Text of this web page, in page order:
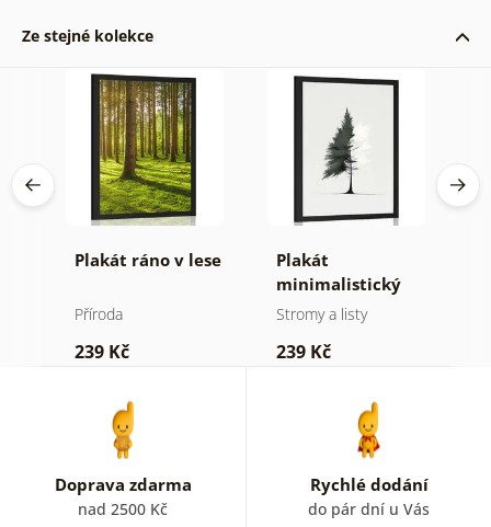
Ze stejné kolekce
Plakát ráno v lese
Příroda
239 Kč
Plakát
minimalistický
jehličnatý strom
Stromy a listy
239 Kč
Doprava zdarma
nad 2500 Kč
Rychlé dodání
do pár dní u Vás